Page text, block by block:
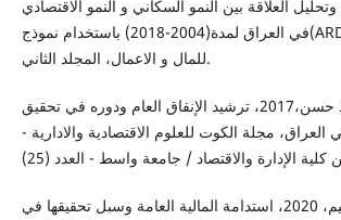
قياس وتحليل العلاقة بين النمو السكاني و النمو الاقتصادي
في العراق لمدة(2004-2018) باستخدام نموذج(ARDL)، مجلة الريادة
للمال و الاعمال، المجلد الثاني.
حسين، عماد حسن،2017، ترشيد الإنفاق العام ودوره في تحقيق
العراق، مجلة الكوت للعلوم الاقتصادية والادارية -
سالم، محمد رحيم، 2020، استدامة المالية العامة وسبل تحقيقها في